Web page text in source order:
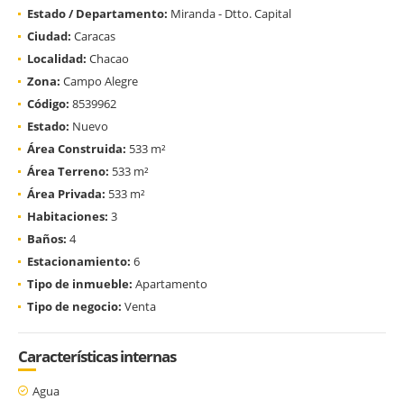
Estado / Departamento: Miranda - Dtto. Capital
Ciudad: Caracas
Localidad: Chacao
Zona: Campo Alegre
Código: 8539962
Estado: Nuevo
Área Construida: 533 m²
Área Terreno: 533 m²
Área Privada: 533 m²
Habitaciones: 3
Baños: 4
Estacionamiento: 6
Tipo de inmueble: Apartamento
Tipo de negocio: Venta
Características internas
Agua